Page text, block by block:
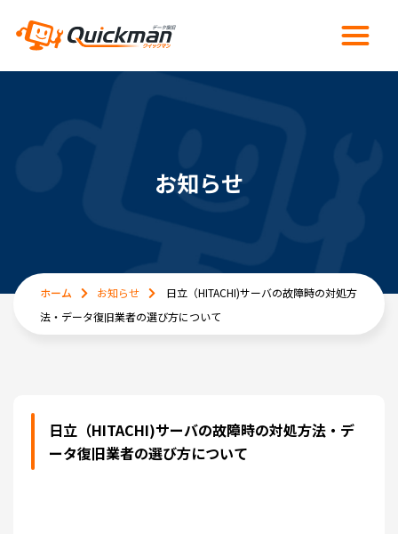
お知らせ
ホーム お知らせ
日立（HITACHI)サーバの故障時の対処方
法・データ復旧業者の選び方について
日立（HITACHI)サーバの故障時の対処方法・デ
ータ復旧業者の選び方について